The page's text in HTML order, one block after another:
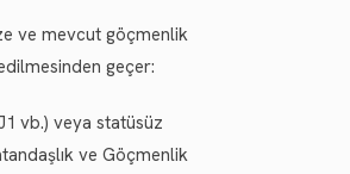
ve mevcut göçmenlik
geçer:
vb.) veya statüsüz
ve Göçmenlik